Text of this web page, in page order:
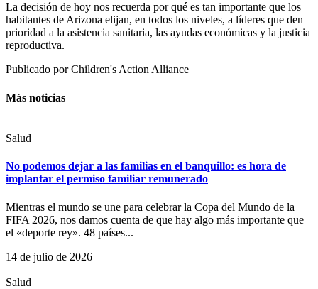
La decisión de hoy nos recuerda por qué es tan importante que los
habitantes de Arizona elijan, en todos los niveles, a líderes que den
prioridad a la asistencia sanitaria, las ayudas económicas y la justicia
reproductiva.
Publicado porChildren's Action Alliance
Más noticias
Salud
No podemos dejar a las familias en el banquillo: es hora de
implantar el permiso familiar remunerado
Mientras el mundo se une para celebrar la Copa del Mundo de la
FIFA 2026, nos damos cuenta de que hay algo más importante que
el «deporte rey». 48 países...
14 de julio de 2026
Salud